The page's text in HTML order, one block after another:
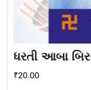
ધરતી આબા
₹20.00